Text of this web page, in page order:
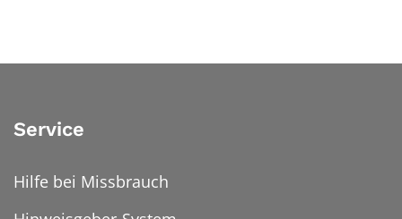
Service
Hilfe bei Missbrauch